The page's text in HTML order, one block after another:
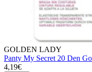
GOLDEN LADY
Panty My Secret 20 Den
4,19€